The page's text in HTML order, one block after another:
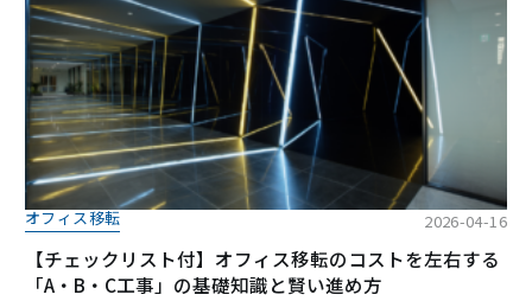
オフィス移転 2026-04-16
【チェックリスト付】オフィス移転のコストを左右する
「A・B・C工事」の基礎知識と賢い進め方